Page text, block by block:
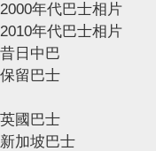
2000年代巴士相片
2010年代巴士相片
昔日中巴
保留巴士
英國巴士
新加坡巴士